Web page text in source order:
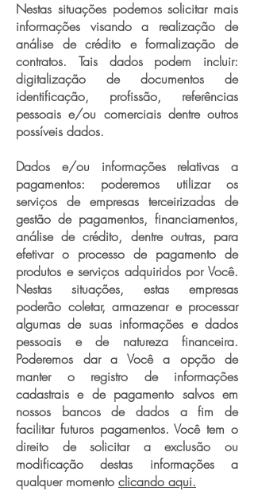
Nestas situações podemos solicitar mais
informações visando a realização de
análise de crédito e formalização de
contratos. Tais dados podem incluir:
digitalização de documentos de
identificação, profissão, referências
pessoais e/ou comerciais dentre outros
possíveis dados.
Dados e/ou informações relativas a
pagamentos: poderemos utilizar os
serviços de empresas terceirizadas de
gestão de pagamentos, financiamentos,
análise de crédito, dentre outras, para
efetivar o processo de pagamento de
produtos e serviços adquiridos por Você.
Nestas situações, estas empresas
poderão coletar, armazenar e processar
algumas de suas informações e dados
pessoais e de natureza financeira.
Poderemos dar a Você a opção de
manter o registro de informações
cadastrais e de pagamento salvos em
nossos bancos de dados a fim de
facilitar futuros pagamentos. Você tem o
direito de solicitar a exclusão ou
modificação destas informações a
qualquer momento clicando aqui.